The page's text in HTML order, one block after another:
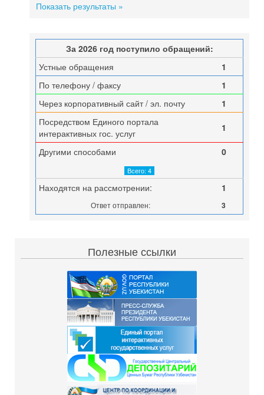
Показать результаты »
За 2026 год поступило обращений:
Устные обращения
1
По телефону / факсу
1
Через корпоративный сайт / эл. почту
1
Посредством Единого портала
интерактивных гос. услуг
1
Другими способами 0
Всего: 4
Находятся на рассмотрении: 1
Ответ отправлен: 3
Полезные ссылки